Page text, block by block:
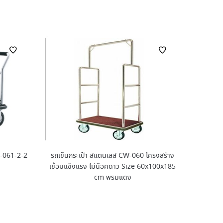
061-2-2
รถเข็นกระเป๋า สแตนเลส CW-060 โครงสร้าง
เชื่อมแข็งแรง ไม่น็อคดาว Size 60x100x185
cm พรมแดง